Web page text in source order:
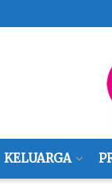
KELUARGA